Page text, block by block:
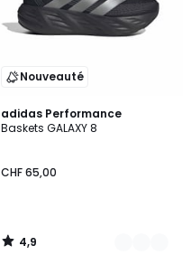
Nouveauté
adidas Performance
Baskets GALAXY 8
CHF 65,00
4,9
/ 5
2
Couleurs
4,9
/